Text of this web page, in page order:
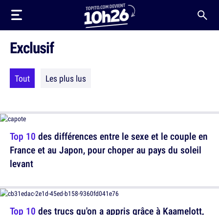
Exclusif
Tout Les plus lus
Top 10 des différences entre le sexe et le couple en
France et au Japon, pour choper au pays du soleil
levant
Top 10 des trucs qu'on a appris grâce à Kaamelott,